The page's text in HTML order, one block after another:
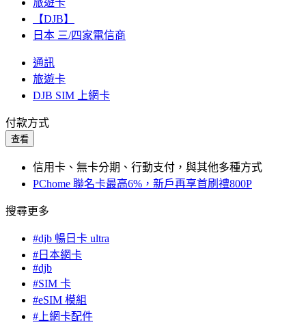
旅遊卡
【DJB】
日本 三/四家電信商
通訊
旅遊卡
DJB SIM 上網卡
付款方式
查看
信用卡、無卡分期、行動支付，與其他多種方式
PChome 聯名卡最高6%，新戶再享首刷禮800P
搜尋更多
#djb 暢日卡 ultra
#日本網卡
#djb
#SIM 卡
#eSIM 模組
#上網卡配件